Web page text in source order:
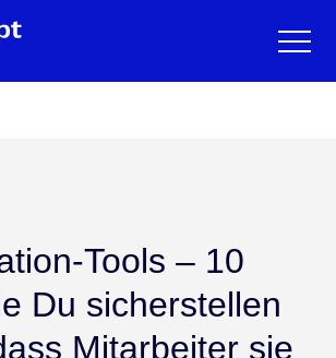
springen
uns
Whitepaper
Tools – 10
Du sicherstellen
Mitarbeiter sie